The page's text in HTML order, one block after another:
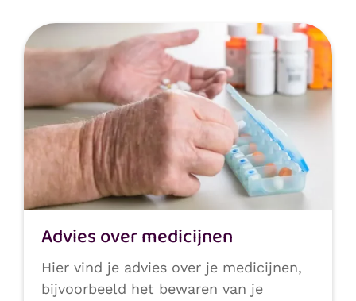
Advies over medicijnen
Hier vind je advies over je medicijnen,
bijvoorbeeld het bewaren van je